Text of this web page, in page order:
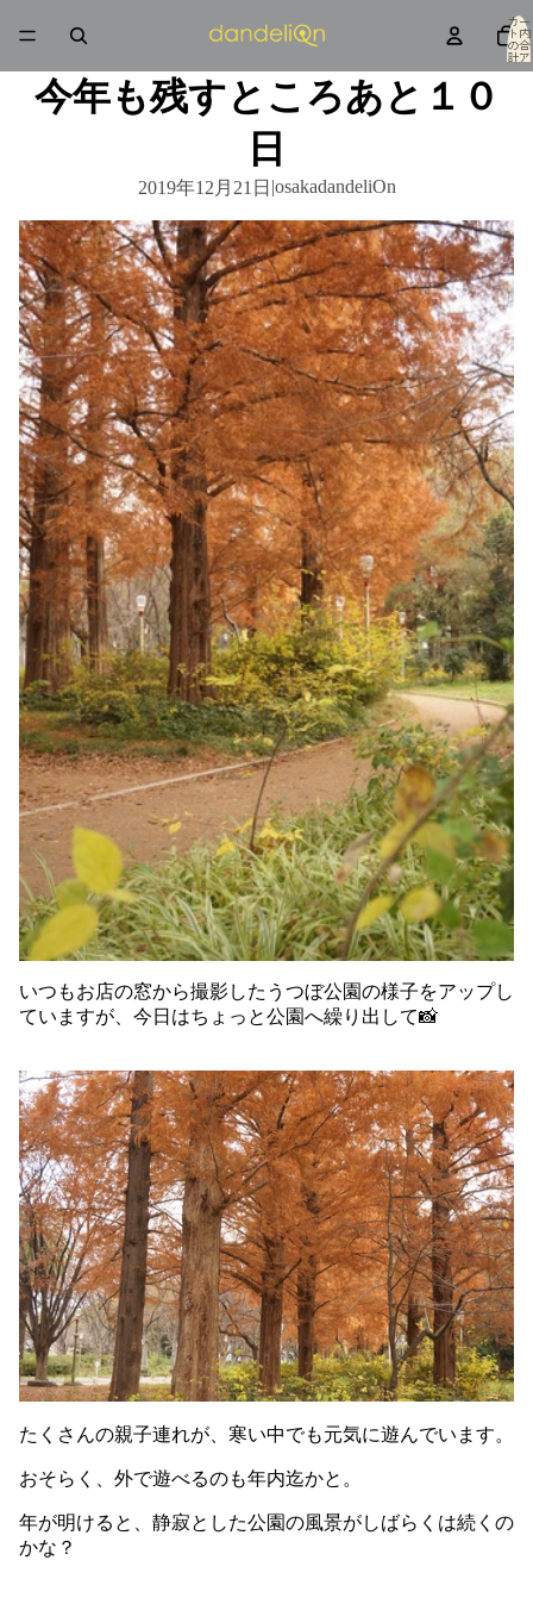
カー
ト内
の合
計ア
イテ
今年も残すところあと１０
日
2019年12月21日 |osakadandeliOn
いつもお店の窓から撮影したうつぼ公園の様子をアップし
ていますが、今日はちょっと公園へ繰り出して📸
たくさんの親子連れが、寒い中でも元気に遊んでいます。
おそらく、外で遊べるのも年内迄かと。
年が明けると、静寂とした公園の風景がしばらくは続くの
かな？